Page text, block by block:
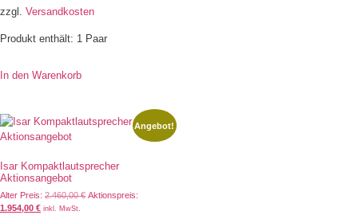
zzgl. Versandkosten
Produkt enthält: 1 Paar
In den Warenkorb
Angebot!
Isar Kompaktlautsprecher
Aktionsangebot
Alter Preis: 2.460,00€ Aktionspreis:
1.954,00 € inkl. MwSt.